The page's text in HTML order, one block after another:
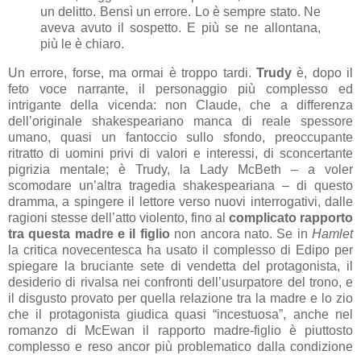
un delitto. Bensì un errore. Lo è sempre stato. Ne
aveva avuto il sospetto. E più se ne allontana,
più le è chiaro.
Un errore, forse, ma ormai è troppo tardi. Trudyè, dopo il
feto voce narrante, il personaggio più complesso ed
intrigante della vicenda: non Claude, che a differenza
dell’originale shakespeariano manca di reale spessore
umano, quasi un fantoccio sullo sfondo, preoccupante
ritratto di uomini privi di valori e interessi, di sconcertante
pigrizia mentale; è Trudy, la Lady McBeth – a voler
scomodare un’altra tragedia shakespeariana – di questo
dramma, a spingere il lettore verso nuovi interrogativi, dalle
ragioni stesse dell’atto violento, fino al complicato rapporto
tra questa madre e il figlio non ancora nato. Se inHamlet
la critica novecentesca ha usato il complesso di Edipo per
spiegare la bruciante sete di vendetta del protagonista, il
desiderio di rivalsa nei confronti dell’usurpatore del trono, e
il disgusto provato per quella relazione tra la madre e lo zio
che il protagonista giudica quasi “incestuosa”, anche nel
romanzo di McEwan il rapporto madre-figlio è piuttosto
complesso e reso ancor più problematico dalla condizione